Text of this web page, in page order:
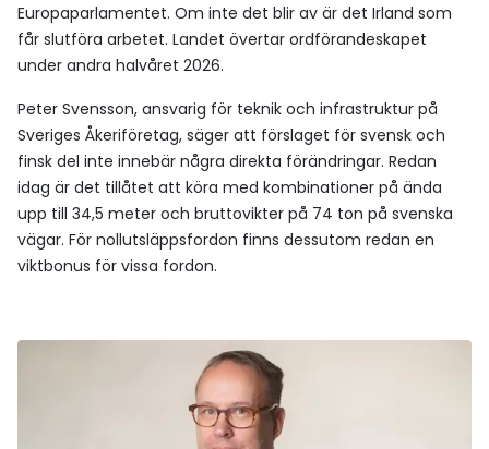
Europaparlamentet. Om inte det blir av är det Irland som
får slutföra arbetet. Landet övertar ordförandeskapet
under andra halvåret 2026.
Peter Svensson, ansvarig för teknik och infrastruktur på
Sveriges Åkeriföretag, säger att förslaget för svensk och
finsk del inte innebär några direkta förändringar. Redan
idag är det tillåtet att köra med kombinationer på ända
upp till 34,5 meter och bruttovikter på 74 ton på svenska
vägar. För nollutsläppsfordon finns dessutom redan en
viktbonus för vissa fordon.